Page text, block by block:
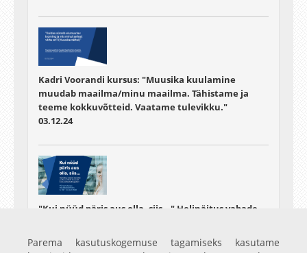
Kadri Voorandi kursus: "Muusika kuulamine
muudab maailma/minu maailma. Tähistame ja
teeme kokkuvõtteid. Vaatame tulevikku."
03.12.24
"Kui nüüd päris aus olla, siis..." Helinäitus vabade
lugudest
06.05.25
Parema kasutuskogemuse tagamiseks kasutame